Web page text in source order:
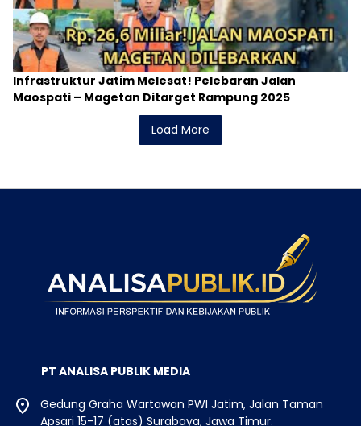
Infrastruktur Jatim Melesat! Pelebaran Jalan
Maospati – Magetan Ditarget Rampung 2025
Load More
PT ANALISA PUBLIK MEDIA
Gedung Graha Wartawan PWI Jatim, Jalan Taman
Apsari 15-17 (atas) Surabaya, Jawa Timur.